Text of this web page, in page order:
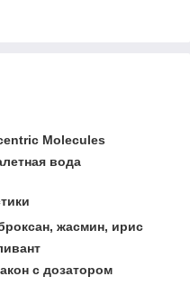
Molecules
вода
жасмин, ирис
с дозатором